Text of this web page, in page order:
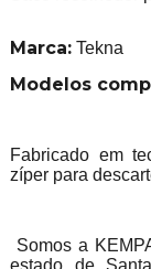
Marca:Tekna
Modelos
Fabricado em
zíper para
Somos a
estado de